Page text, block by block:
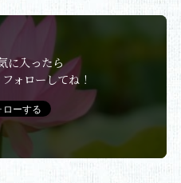
に入ったら
ォローしてね！